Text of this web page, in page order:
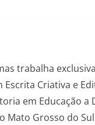
trabalha
Escrita Criativa e
em Educação a
Mato Grosso do